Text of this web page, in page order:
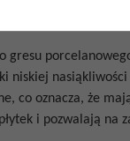
gresu
niskiej
co oznacza, że
i pozwalają na